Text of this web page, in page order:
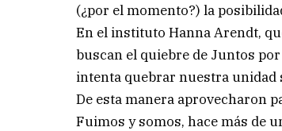
(¿por el momento?) la
En el instituto Hanna Arendt,
buscan el quiebre de Juntos
intenta quebrar nuestra
De esta manera aprovecharon
Fuimos y somos, hace más de